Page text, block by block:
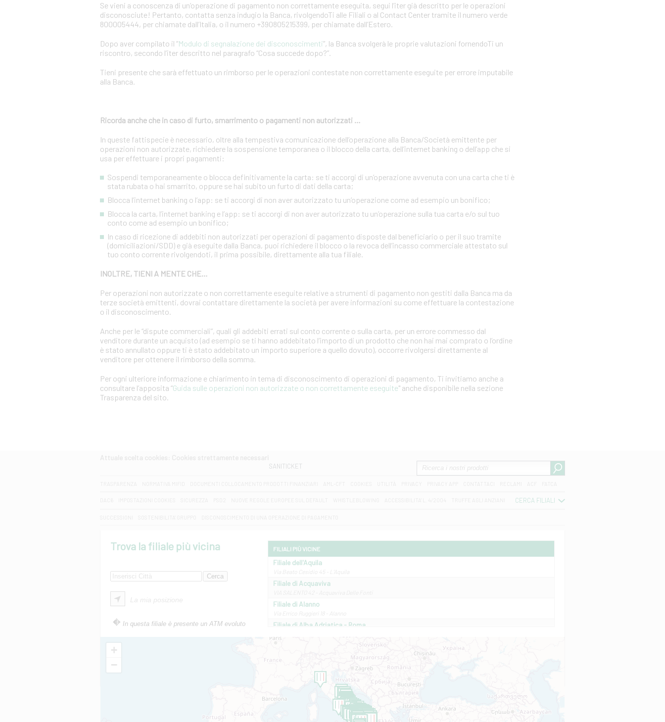
Se vieni a conoscenza di un’operazione di pagamento non correttamente eseguita, segui l’iter già descritto per le operazioni
disconosciute! Pertanto, contatta senza indugio la Banca, rivolgendoTi alle Filiali o al Contact Center tramite il numero verde
800005444, per chiamate dall’Italia, o il numero +390805215399, per chiamate dall’Estero.
Dopo aver compilato il “Modulo di segnalazione dei disconoscimenti”, la Banca svolgerà le proprie valutazioni fornendoTi un
riscontro, secondo l’iter descritto nel paragrafo “Cosa succede dopo?”.
Tieni presente che sarà effettuato un rimborso per le operazioni contestate non correttamente eseguite per errore imputabile
alla Banca.
Ricorda anche che in caso di furto, smarrimento o pagamenti non autorizzati …
In queste fattispecie è necessario, oltre alla tempestiva comunicazione dell’operazione alla Banca/Società emittente per
operazioni non autorizzate, richiedere la sospensione temporanea o il blocco della carta, dell’internet banking o dell’app che si
usa per effettuare i propri pagamenti:
Sospendi temporaneamente o blocca definitivamente la carta: se ti accorgi di un’operazione avvenuta con una carta che ti è
stata rubata o hai smarrito, oppure se hai subito un furto di dati della carta;
Blocca l’internet banking o l’app: se ti accorgi di non aver autorizzato tu un’operazione come ad esempio un bonifico;
Blocca la carta, l’internet banking e l’app: se ti accorgi di non aver autorizzato tu un’operazione sulla tua carta e/o sul tuo
conto come ad esempio un bonifico;
In caso di ricezione di addebiti non autorizzati per operazioni di pagamento disposte dal beneficiario o per il suo tramite
(domiciliazioni/SDD) e già eseguite dalla Banca, puoi richiedere il blocco o la revoca dell’incasso commerciale attestato sul
tuo conto corrente rivolgendoti, il prima possibile, direttamente alla tua filiale.
INOLTRE, TIENI A MENTE CHE…
Per operazioni non autorizzate o non correttamente eseguite relative a strumenti di pagamento non gestiti dalla Banca ma da
terze società emittenti, dovrai contattare direttamente la società per avere informazioni su come effettuare la contestazione
o il disconoscimento.
Anche per le “dispute commerciali”, quali gli addebiti errati sul conto corrente o sulla carta, per un errore commesso dal
venditore durante un acquisto (ad esempio se ti hanno addebitato l’importo di un prodotto che non hai mai comprato o l’ordine
è stato annullato oppure ti è stato addebitato un importo superiore a quello dovuto), occorre rivolgersi direttamente al
venditore per ottenere il rimborso della somma.
Per ogni ulteriore informazione e chiarimento in tema di disconoscimento di operazioni di pagamento, Ti invitiamo anche a
consultare l’apposita “Guida sulle operazioni non autorizzate o non correttamente eseguite" anche disponibile nella sezione
Trasparenza del sito.
SANITICKET
CERCA FILIALI
Trova la filiale più vicina
La mia posizione
In questa filiale è presente un ATM evoluto
+
−
FILIALI PIÙ VICINE
Filiale dell'Aquila
Filiale di Acquaviva
Filiale di Alanno
Filiale di Alba Adriatica - Roma
Filiale di Altamura
VIA VITTORIO VENETO 79/81 A - Altamura
Filiale di Andretta
C.SO VITTORIO VENETO 8 - Andretta
Filiale di Andria 1 - Crispi
VIALE CRISPI 50/A - Andria